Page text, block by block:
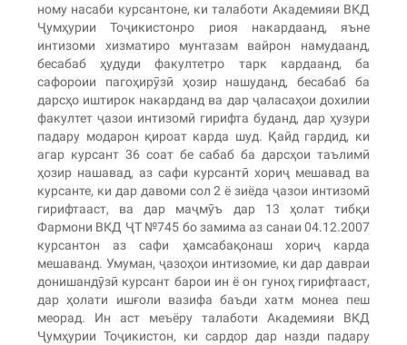
ному насаби курсантоне, ки талаботи Академияи ВКД
Ҷумҳурии Тоҷикистонро риоя накардаанд, яъне
интизоми хизматиро мунтазам вайрон намудаанд,
бесабаб ҳудуди факултетро тарк кардаанд, ба
сафороии пагоҳирӯзӣ ҳозир нашуданд, бесабаб ба
дарсҳо иштирок накарданд ва дар ҷаласаҳои дохилии
факултет ҷазои интизомӣ гирифта буданд, дар ҳузури
падару модарон қироат карда шуд. Қайд гардид, ки
агар курсант 36 соат бе сабаб ба дарсҳои таълимӣ
ҳозир нашавад, аз сафи курсантӣ хориҷ мешавад ва
курсанте, ки дар давоми сол 2 ё зиёда ҷазои интизомӣ
гирифтааст, ва дар маҷмӯъ дар 13 ҳолат тибқи
Фармони ВКД ҶТ №745 бо замима аз санаи 04.12.2007
курсантон аз сафи ҳамсабақонаш хориҷ карда
мешаванд. Умуман, ҷазоҳои интизомие, ки дар давраи
донишандӯзӣ курсант барои ин ё он гуноҳ гирифтааст,
дар ҳолати ишғоли вазифа баъди хатм монеа пеш
меорад. Ин аст меъёру талаботи Академияи ВКД
Ҷумҳурии Тоҷикистон, ки сардор дар назди падару